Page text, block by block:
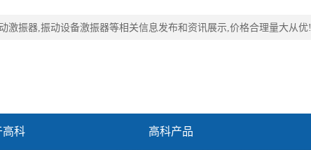
激振器,振动设备激振器等相关信息发布和资讯展示,价格合理量大从优!
高科 高科产品